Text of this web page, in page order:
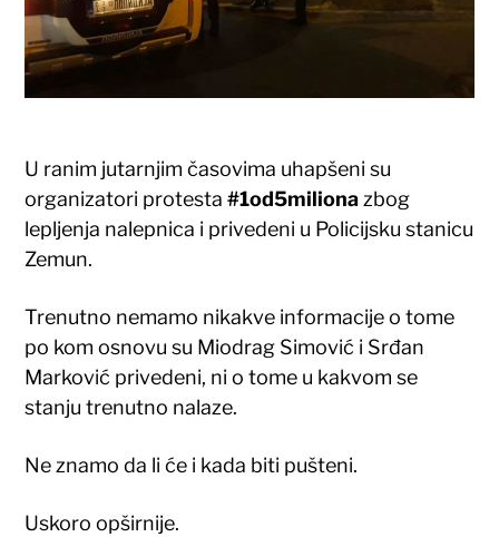
U ranim jutarnjim časovima uhapšeni su
organizatori protesta#1od5milionazbog
lepljenja nalepnica i privedeni u Policijsku stanicu
Zemun.
Trenutno nemamo nikakve informacije o tome
po kom osnovu su Miodrag Simović i Srđan
Marković privedeni, ni o tome u kakvom se
stanju trenutno nalaze.
Ne znamo da li će i kada biti pušteni.
Uskoro opširnije.